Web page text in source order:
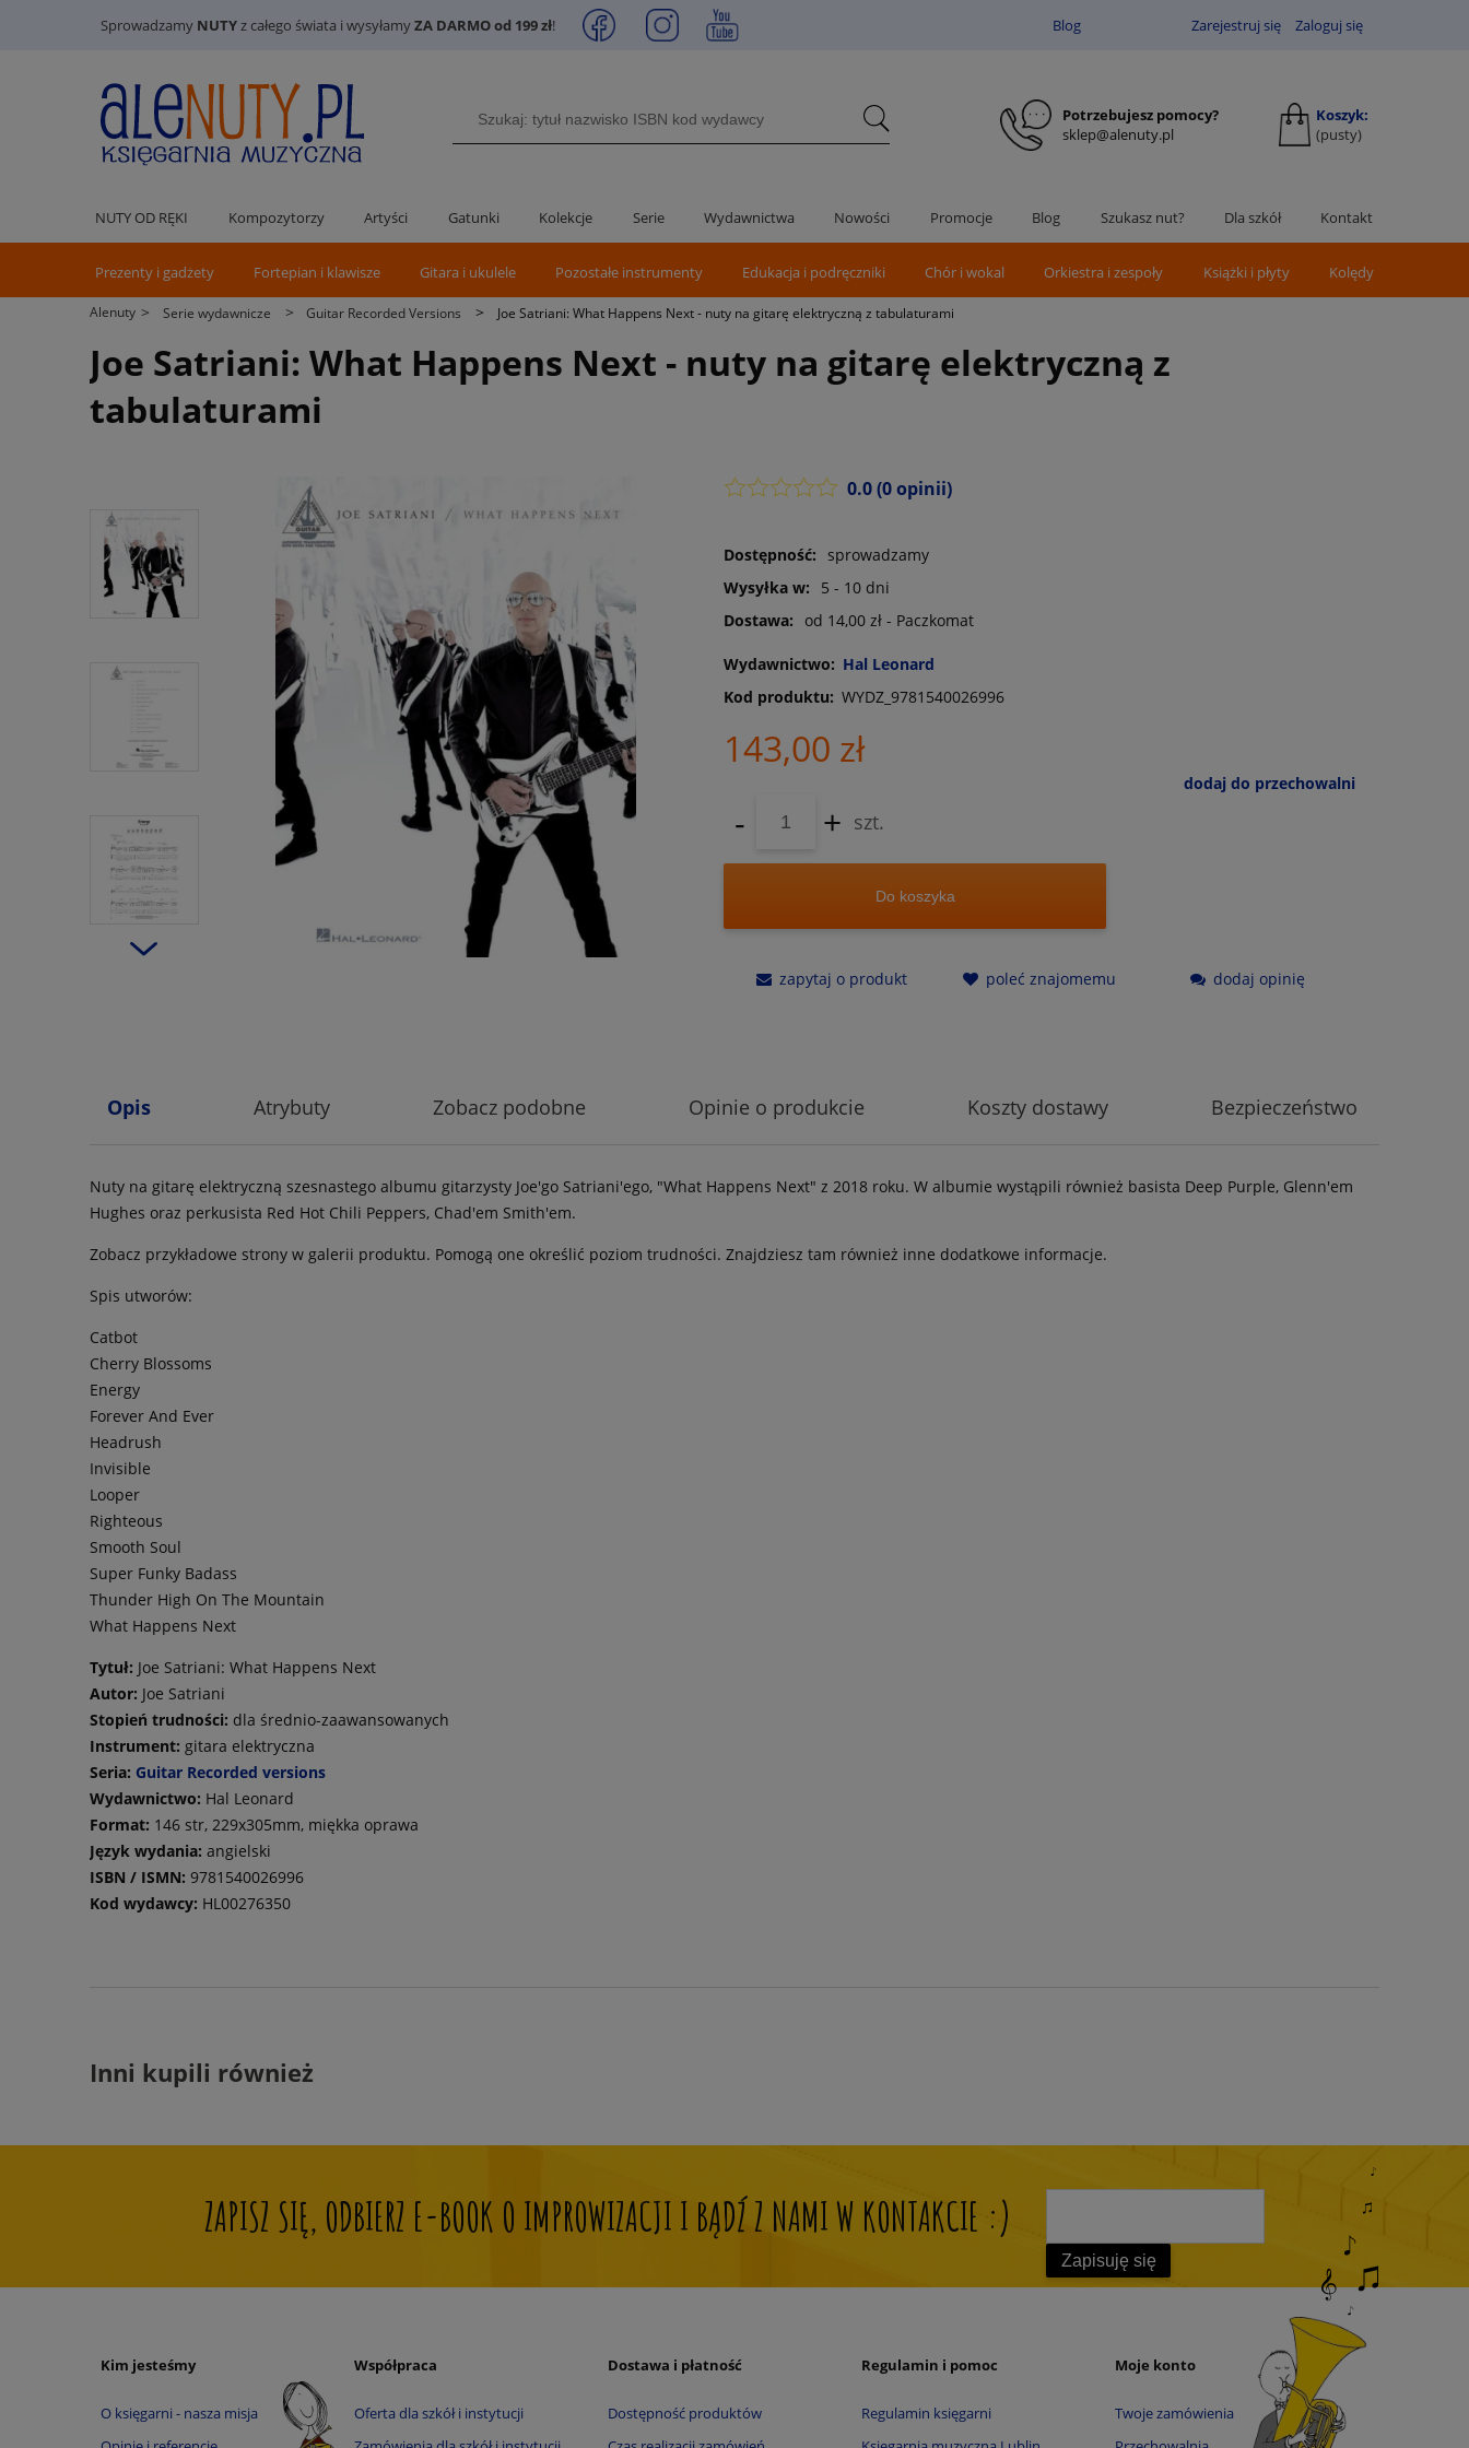
Sprowadzamy NUTYz całego świata i wysyłamyZA DARMO od 199 zł! Blog Zarejestruj się Zaloguj się
Potrzebujesz pomocy?
sklep@alenuty.pl
Koszyk:
(pusty)
NUTY OD RĘKI Kompozytorzy Artyści Gatunki Kolekcje Serie Wydawnictwa Nowości Promocje Blog Szukasz nut? Dla szkół Kontakt
Prezenty i gadżety Fortepian i klawisze Gitara i ukulele Pozostałe instrumenty Edukacja i podręczniki Chór i wokal Orkiestra i zespoły Książki i płyty Kolędy
Alenuty > Serie wydawnicze > Guitar Recorded Versions > Joe Satriani: What Happens Next - nuty na gitarę elektryczną z tabulaturami
Joe Satriani: What Happens Next - nuty na gitarę elektryczną z
tabulaturami
0.0(0 opinii)
Dostępność:
sprowadzamy
Wysyłka w:
5 - 10 dni
Dostawa:
od 14,00 zł - Paczkomat
Wydawnictwo: Hal Leonard
Kod produktu: WYDZ_9781540026996
143,00 zł
dodaj do przechowalni
- + szt.
Do koszyka
zapytaj o produkt poleć znajomemu dodaj opinię
Opis Atrybuty Zobacz podobne Opinie o produkcie Koszty dostawy Bezpieczeństwo
Nuty na gitarę elektryczną szesnastego albumu gitarzysty Joe'go Satriani'ego, "What Happens Next" z 2018 roku. W albumie wystąpili również basista Deep Purple, Glenn'em
Hughes oraz perkusista Red Hot Chili Peppers, Chad'em Smith'em.
Zobacz przykładowe strony w galerii produktu. Pomogą one określić poziom trudności. Znajdziesz tam również inne dodatkowe informacje.
Spis utworów:
Catbot
Cherry Blossoms
Energy
Forever And Ever
Headrush
Invisible
Looper
Righteous
Smooth Soul
Super Funky Badass
Thunder High On The Mountain
What Happens Next
Tytuł: Joe Satriani: What Happens Next
Autor: Joe Satriani
Stopień trudności: dla średnio-zaawansowanych
Instrument: gitara elektryczna
Seria: Guitar Recorded versions
Wydawnictwo: Hal Leonard
Format: 146 str, 229x305mm, miękka oprawa
Język wydania: angielski
ISBN / ISMN: 9781540026996
Kod wydawcy: HL00276350
Inni kupili również
ZAPISZ SIĘ, ODBIERZ E-BOOK O IMPROWIZACJI I BĄDŹ Z NAMI W KONTAKCIE :)
Zapisuję się
Kim jesteśmy
O księgarni - nasza misja
Współpraca
Oferta dla szkół i instytucji
Dostawa i płatność
Dostępność produktów
Regulamin i pomoc
Regulamin księgarni
Moje konto
Twoje zamówienia